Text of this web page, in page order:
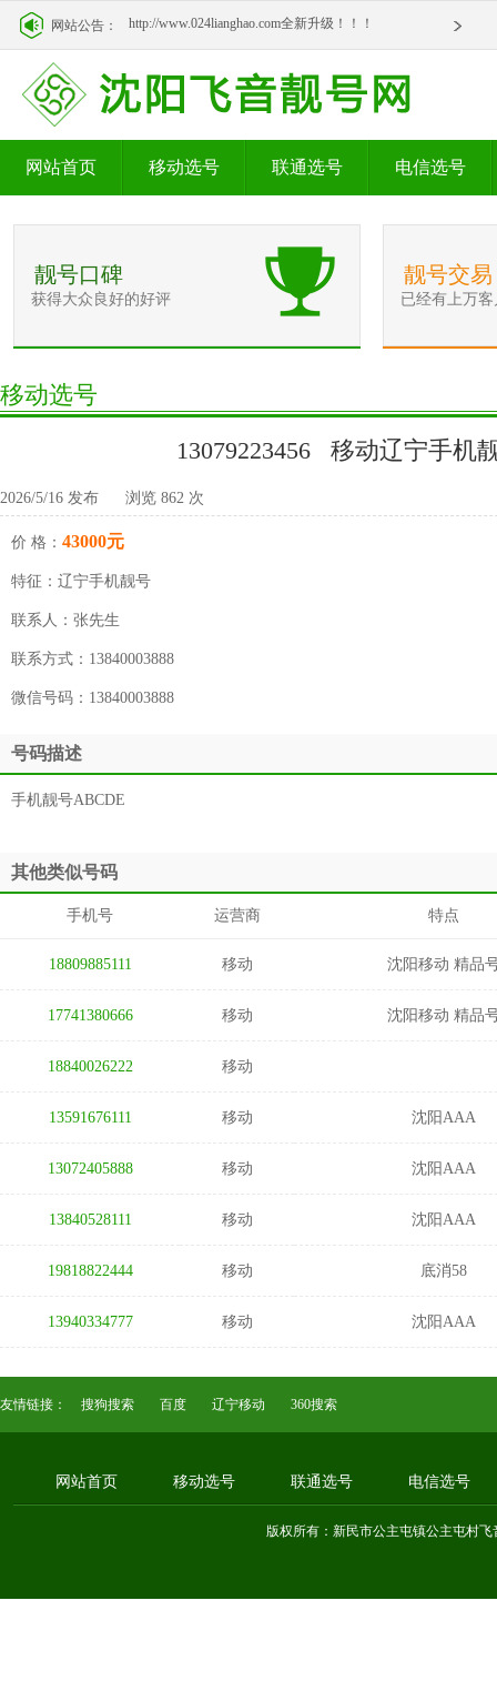
网站公告： http://www.024lianghao.com全新升级！！！
网站首页 移动选号 联通选号 电信选号
靓号口碑
获得大众良好的好评
靓号交易
已经有上万
移动选号
13079223456 移动辽宁手机
2026/5/16 发布 浏览 862 次
价 格： 43000元
特征： 辽宁手机靓号
联系人： 张先生
联系方式： 13840003888
微信号码： 13840003888
号码描述
手机靓号ABCDE
其他类似号码
手机号 运营商 特点
18809885111 移动 沈阳移动 精品
17741380666 移动 沈阳移动 精品
18840026222 移动
13591676111 移动 沈阳AAA
13072405888 移动 沈阳AAA
13840528111 移动 沈阳AAA
19818822444 移动 底消58
13940334777 移动 沈阳AAA
友情链接： 搜狗搜索 百度 辽宁移动 360搜索
网站首页 移动选号 联通选号 电信选号
版权所有：新民市公主屯镇公主屯村